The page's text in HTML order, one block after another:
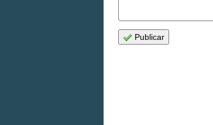
Publicar